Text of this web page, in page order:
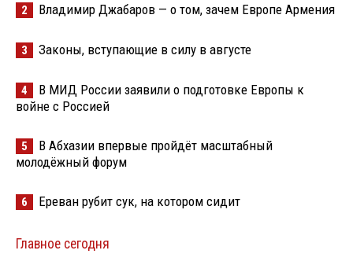
2 Владимир Джабаров — о том, зачем Европе Армения
3 Законы, вступающие в силу в августе
4
В МИД России заявили о подготовке Европы к
войне с Россией
5
В Абхазии впервые пройдёт масштабный
молодёжный форум
6 Ереван рубит сук, на котором сидит
Главное сегодня